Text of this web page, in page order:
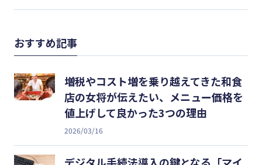
おすすめ記事
増税やコスト増を乗り越えてきた和食
店の女将が伝えたい、メニュー価格を
値上げして良かった3つの理由
2026/03/16
デジタル手続法導入の鍵となる「マイ